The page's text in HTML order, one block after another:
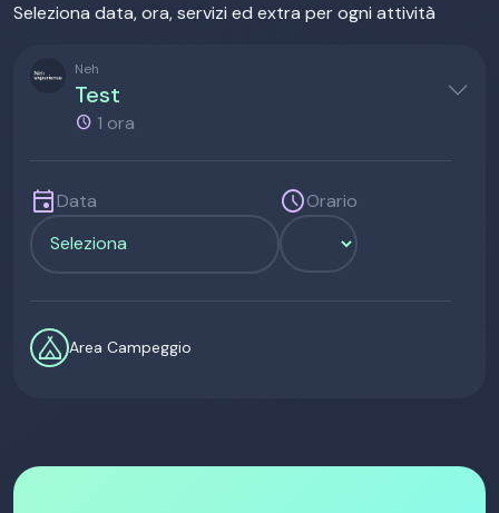
Seleziona data, ora, servizi ed extra per ogni attività
Neh
Test
1 ora
eventData scheduleOrario
camping Area Campeggio